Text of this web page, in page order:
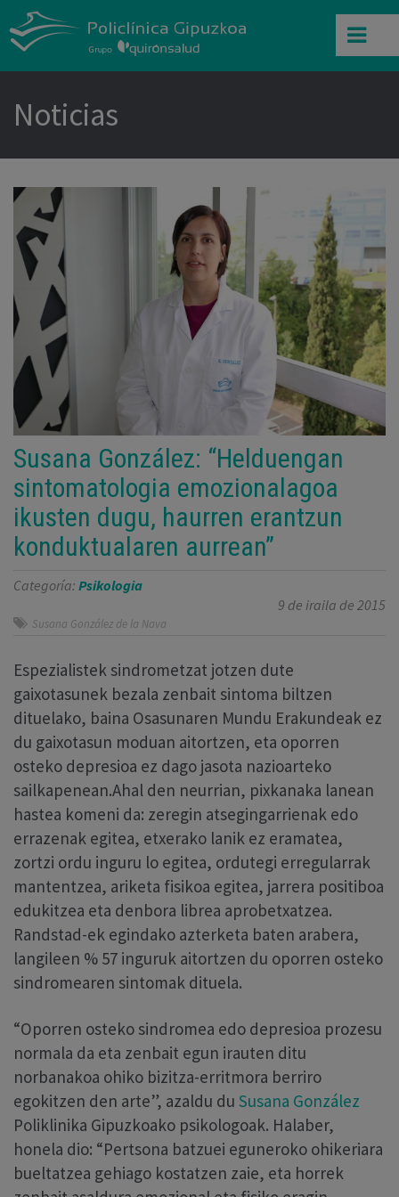
Noticias
Susana González: “Helduengan
sintomatologia emozionalagoa
ikusten dugu, haurren erantzun
konduktualaren aurrean”
Categoría: Psikologia
9 de iraila de 2015
Susana González de la Nava
Espezialistek sindrometzat jotzen dute
gaixotasunek bezala zenbait sintoma biltzen
dituelako, baina Osasunaren Mundu Erakundeak ez
du gaixotasun moduan aitortzen, eta oporren
osteko depresioa ez dago jasota nazioarteko
sailkapenean.Ahal den neurrian, pixkanaka lanean
hastea komeni da: zeregin atsegingarrienak edo
errazenak egitea, etxerako lanik ez eramatea,
zortzi ordu inguru lo egitea, ordutegi erregularrak
mantentzea, ariketa fisikoa egitea, jarrera positiboa
edukitzea eta denbora librea aprobetxatzea.
Randstad-ek egindako azterketa baten arabera,
langileen % 57 inguruk aitortzen du oporren osteko
sindromearen sintomak dituela.
“Oporren osteko sindromea edo depresioa prozesu
normala da eta zenbait egun irauten ditu
norbanakoa ohiko bizitza-erritmora berriro
egokitzen den arte”, azaldu du Susana González
Poliklinika Gipuzkoako psikologoak. Halaber,
honela dio: “Pertsona batzuei eguneroko ohikeriara
bueltatzea gehiago kostatzen zaie, eta horrek